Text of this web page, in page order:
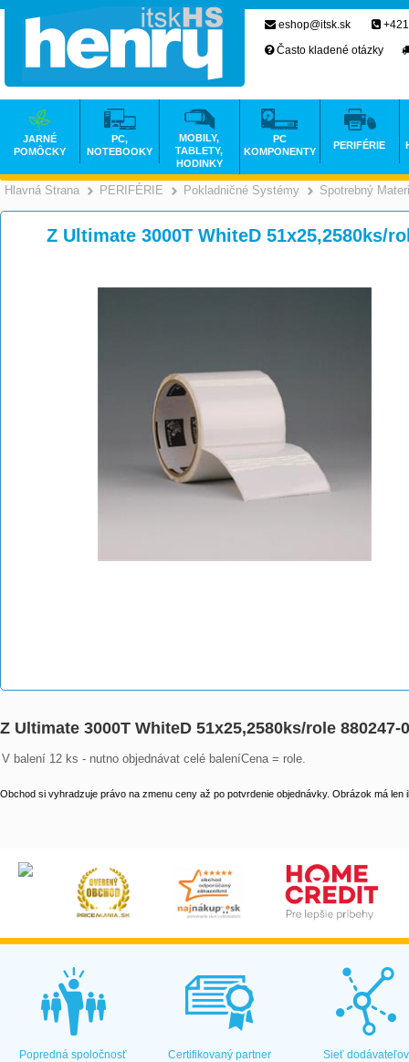
Hlavná Strana >
PERIFÉRIE >
Pokladničné Systémy Spotrebný
Z Ultimate 3000T WhiteD 51x25,2580ks/
Z Ultimate 3000T WhiteD 51x25,2580ks/role 880247-
V balení 12 ks - nutno objednávat celé baleníCena = role.
Obchod si vyhradzuje právo na zmenu ceny až po potvrdenie objednávky. Obrázok má len
eshop@itsk.sk
Často kladené otázky
JARNÉ
POMÔCKY
PC,
NOTEBOOKY
MOBILY,
TABLETY,
HODINKY
PC
KOMPONENTY
PERIFÉRIE
Popredná spoločnosť Certifikovaný partner Sieť dodávateľov